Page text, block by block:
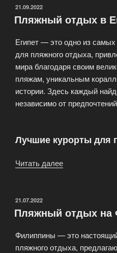
конкретные
ОПУБЛИКОВАНО
21.09.2022
Пляжный отдых в
Египет — это одно из
для пляжного отдыха,
мира благодаря своим
пляжам, уникальным
истории. Здесь каждый
независимо от
Лучшие курорты для
Читать далее
ОПУБЛИКОВАНО
21.07.2022
Пляжный отдых на
Филиппины — это
пляжного отдыха,